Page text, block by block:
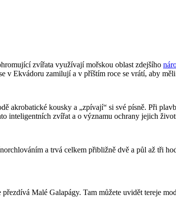
zvířata využívají mořskou oblast zdejšího
v Ekvádoru zamilují a v příštím roce se vrátí, aby
akrobatické kousky a „zpívají“ si své písně. Při
inteligentních zvířat a o významu ochrany jejich
a trvá celkem přibližně dvě a půl až tři
přezdívá Malé Galapágy. Tam můžete uvidět tereje